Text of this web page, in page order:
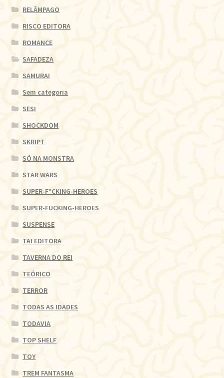
RELÂMPAGO
RISCO EDITORA
ROMANCE
SAFADEZA
SAMURAI
Sem categoria
SESI
SHOCKDOM
SKRIPT
SÓ NA MONSTRA
STAR WARS
SUPER-F*CKING-HEROES
SUPER-FUCKING-HEROES
SUSPENSE
TAI EDITORA
TAVERNA DO REI
TEÓRICO
TERROR
TODAS AS IDADES
TODAVIA
TOP SHELF
TOY
TREM FANTASMA